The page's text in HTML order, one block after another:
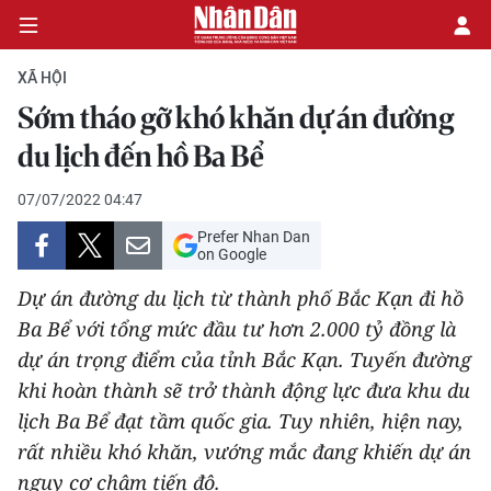
CHÍNH TRỊ
KINH TẾ
VĂN HÓA
XÃ HỘI
PHÁP LUẬT
DU LỊCH
THẾ GIỚI
XÃ HỘI
Sớm tháo gỡ khó khăn dự án đường
du lịch đến hồ Ba Bể
07/07/2022 04:47
Prefer Nhan Dan
on Google
Dự án đường du lịch từ thành phố Bắc Kạn đi hồ
Ba Bể với tổng mức đầu tư hơn 2.000 tỷ đồng là
dự án trọng điểm của tỉnh Bắc Kạn. Tuyến đường
khi hoàn thành sẽ trở thành động lực đưa khu du
lịch Ba Bể đạt tầm quốc gia. Tuy nhiên, hiện nay,
rất nhiều khó khăn, vướng mắc đang khiến dự án
nguy cơ chậm tiến độ.